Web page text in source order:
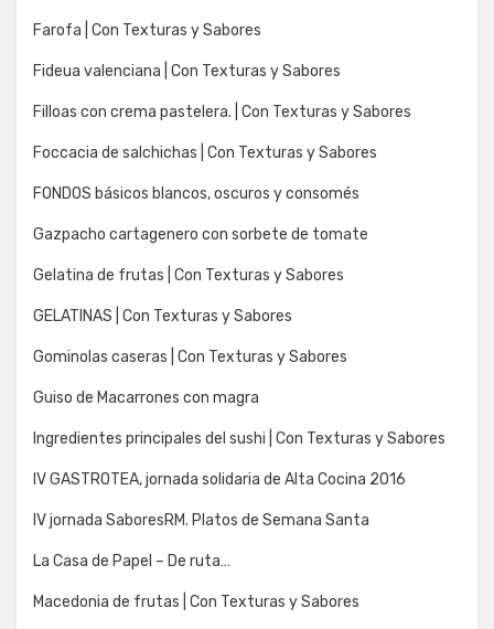
Farofa | Con Texturas y Sabores
Fideua valenciana | Con Texturas y Sabores
Filloas con crema pastelera. | Con Texturas y Sabores
Foccacia de salchichas | Con Texturas y Sabores
FONDOS básicos blancos, oscuros y consomés
Gazpacho cartagenero con sorbete de tomate
Gelatina de frutas | Con Texturas y Sabores
GELATINAS | Con Texturas y Sabores
Gominolas caseras | Con Texturas y Sabores
Guiso de Macarrones con magra
Ingredientes principales del sushi | Con Texturas y Sabores
IV GASTROTEA, jornada solidaria de Alta Cocina 2016
IV jornada SaboresRM. Platos de Semana Santa
La Casa de Papel – De ruta…
Macedonia de frutas | Con Texturas y Sabores